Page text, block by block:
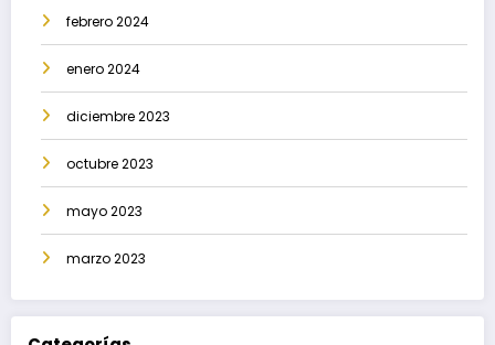
febrero 2024
enero 2024
diciembre 2023
octubre 2023
mayo 2023
marzo 2023